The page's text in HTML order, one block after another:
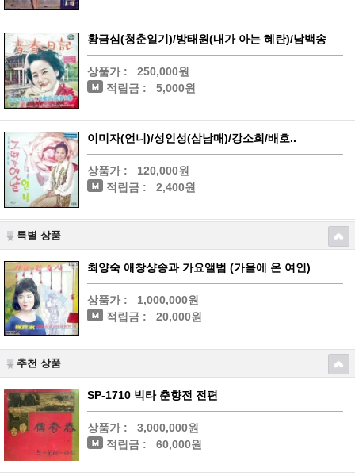
황금심(청춘일기)/방태원(내가 아는 혜란)/남백송
상품가 :
250,000원
적립금 :
5,000원
이미자(언니)/성인성(삼남매)/강소희/배호..
상품가 :
120,000원
적립금 :
2,400원
특별 상품
최양숙 애창샹송과 가요앨범 (가을에 온 여인)
상품가 :
1,000,000원
적립금 :
20,000원
추천 상품
SP-1710 빅타 춘향전 전편
상품가 :
3,000,000원
적립금 :
60,000원